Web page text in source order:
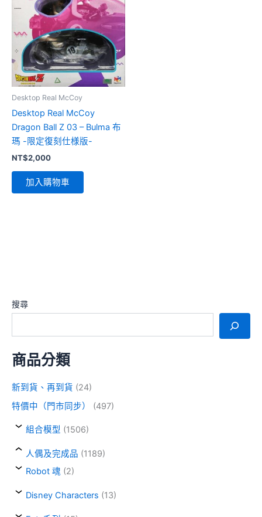
搜尋
商品分類
新到貨、再到貨 (24)
特價中（門市同步）
(497)
組合模型 (1506)
人偶及完成品 (1189)
Robot 魂 (2)
Disney Characters (13)
Desktop Real McCoy
Desktop Real McCoy
Dragon Ball Z 03 – Bulma 布
瑪 -限定復刻仕様版-
NT$2,000
加入購物車